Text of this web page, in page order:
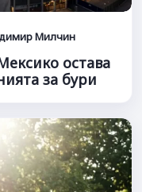
Милчин
остава
за бури